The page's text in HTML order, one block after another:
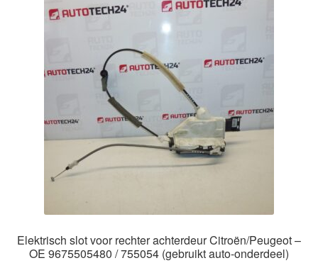
Elektrisch slot voor rechter achterdeur Citroën/Peugeot –
OE 9675505480 / 755054 (gebruikt auto-onderdeel)